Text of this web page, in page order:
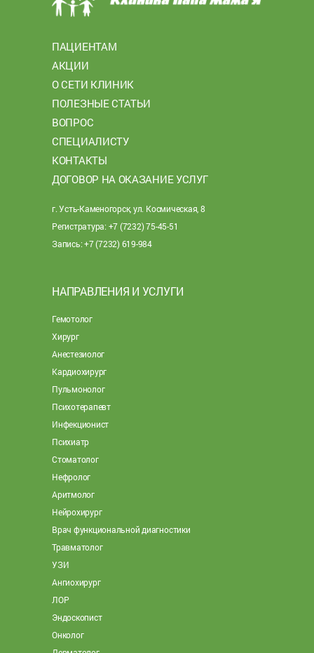
ПАЦИЕНТАМ
АКЦИИ
О СЕТИ КЛИНИК
ПОЛЕЗНЫЕ СТАТЬИ
ВОПРОС
СПЕЦИАЛИСТУ
КОНТАКТЫ
ДОГОВОР НА ОКАЗАНИЕ УСЛУГ
г. Усть-Каменогорск, ул. Космическая, 8
Регистратура: +7 (7232) 75-45-51
Запись: +7 (7232) 619-984
НАПРАВЛЕНИЯ И УСЛУГИ
Гемотолог
Хирург
Анестезиолог
Кардиохирург
Пульмонолог
Психотерапевт
Инфекционист
Психиатр
Стоматолог
Нефролог
Аритмолог
Нейрохирург
Врач функциональной диагностики
Травматолог
УЗИ
Ангиохирург
ЛОР
Эндоскопист
Онколог